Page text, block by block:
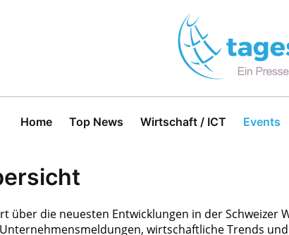
Home Top News Wirtschaft / ICT Events
über die neuesten Entwicklungen in der
wirtschaftliche Trends